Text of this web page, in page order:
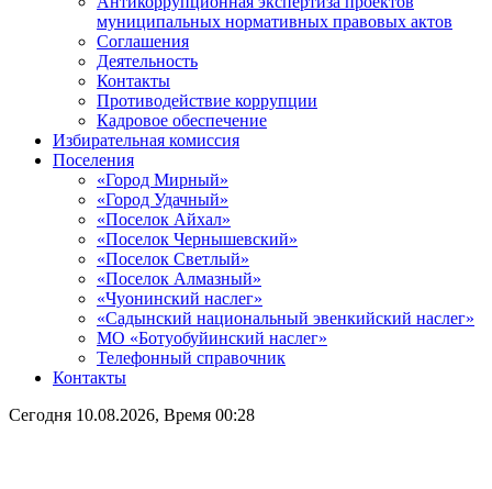
муниципальных нормативных правовых актов
Соглашения
Деятельность
Контакты
Противодействие коррупции
Кадровое обеспечение
Избирательная комиссия
Поселения
«Город Мирный»
«Город Удачный»
«Поселок Айхал»
«Поселок Чернышевский»
«Поселок Светлый»
«Поселок Алмазный»
«Чуонинский наслег»
«Садынский национальный эвенкийский наслег»
МО «Ботуобуйинский наслег»
Телефонный справочник
Контакты
Сегодня 10.08.2026, Время 00:28